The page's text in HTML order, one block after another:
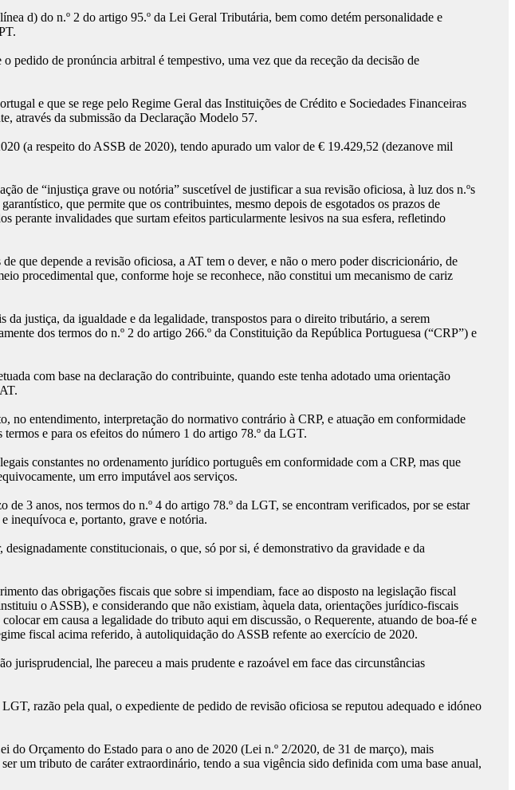
d) do n.º 2 do artigo 95.º da Lei Geral Tributária, bem como detém personalidade e
pedido de pronúncia arbitral é tempestivo, uma vez que da receção da decisão de
e que se rege pelo Regime Geral das Instituições de Crédito e Sociedades Financeiras
através da submissão da Declaração Modelo 57.
(a respeito do ASSB de 2020), tendo apurado um valor de € 19.429,52 (dezanove mil
de “injustiça grave ou notória” suscetível de justificar a sua revisão oficiosa, à luz dos n.ºs
que permite que os contribuintes, mesmo depois de esgotados os prazos de
perante invalidades que surtam efeitos particularmente lesivos na sua esfera, refletindo
que depende a revisão oficiosa, a AT tem o dever, e não o mero poder discricionário, de
procedimental que, conforme hoje se reconhece, não constitui um mecanismo de cariz
justiça, da igualdade e da legalidade, transpostos para o direito tributário, a serem
dos termos do n.º 2 do artigo 266.º da Constituição da República Portuguesa (“CRP”) e
com base na declaração do contribuinte, quando este tenha adotado uma orientação
no entendimento, interpretação do normativo contrário à CRP, e atuação em conformidade
e para os efeitos do número 1 do artigo 78.º da LGT.
constantes no ordenamento jurídico português em conformidade com a CRP, mas que
um erro imputável aos serviços.
3 anos, nos termos do n.º 4 do artigo 78.º da LGT, se encontram verificados, por se estar
inequívoca e, portanto, grave e notória.
constitucionais, o que, só por si, é demonstrativo da gravidade e da
das obrigações fiscais que sobre si impendiam, face ao disposto na legislação fiscal
o ASSB), e considerando que não existiam, àquela data, orientações jurídico-fiscais
em causa a legalidade do tributo aqui em discussão, o Requerente, atuando de boa-fé e
fiscal acima referido, à autoliquidação do ASSB refente ao exercício de 2020.
jurisprudencial, lhe pareceu a mais prudente e razoável em face das circunstâncias
razão pela qual, o expediente de pedido de revisão oficiosa se reputou adequado e idóneo
Orçamento do Estado para o ano de 2020 (Lei n.º 2/2020, de 31 de março), mais
um tributo de caráter extraordinário, tendo a sua vigência sido definida com uma base anual,